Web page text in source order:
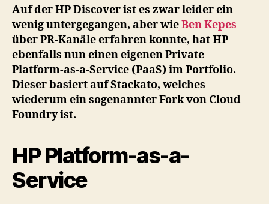
nun
einen
eigenen
Private
Platform-
as-
a-
Service
Auf der HP Discover ist es zwar leider ein
wenig untergegangen, aber wieBen Kepes
über PR-Kanäle erfahren konnte, hat HP
ebenfalls nun einen eigenen Private
Platform-as-a-Service (PaaS) im Portfolio.
Dieser basiert auf Stackato, welches
wiederum ein sogenannter Fork von Cloud
Foundry ist.
HP Platform-as-a-
Service